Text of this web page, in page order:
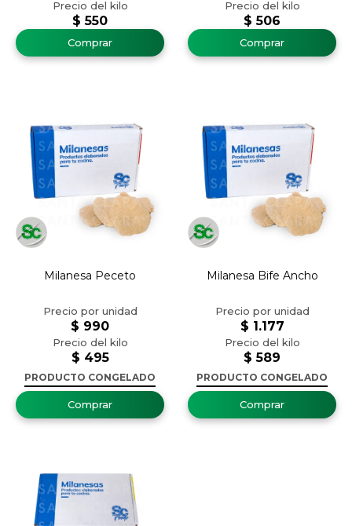
$ 550 $ 506
Milanesa Peceto
$ 495
$ 990
PRODUCTO CONGELADO
Milanesa Bife Ancho
$ 589
$ 1.177
PRODUCTO CONGELADO